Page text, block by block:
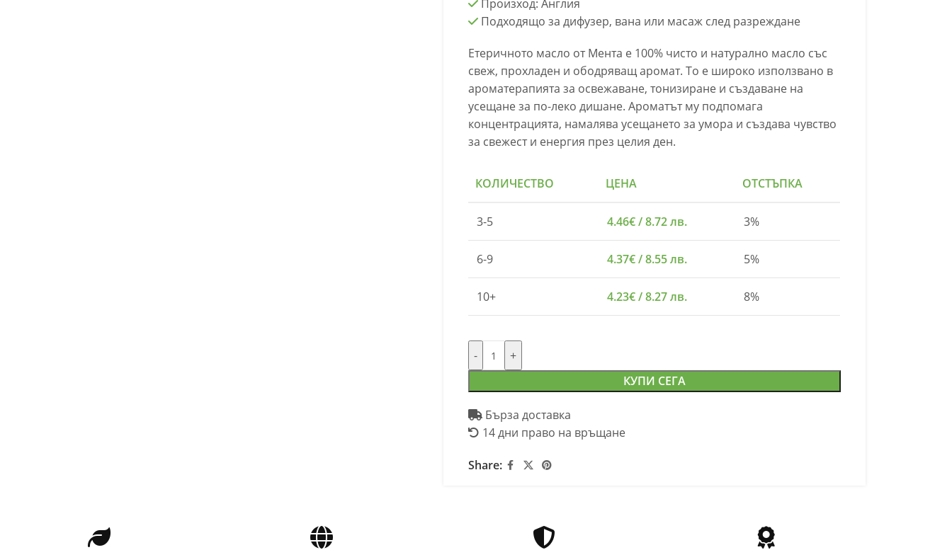
Произход: Англия
Подходящо за дифузер, вана или масаж след разреждане
Етеричното масло от Мента е 100% чисто и натурално масло със
свеж, прохладен и ободряващ аромат. То е широко използвано в
ароматерапията за освежаване, тонизиране и създаване на
усещане за по-леко дишане. Ароматът му подпомага
концентрацията, намалява усещането за умора и създава чувство
за свежест и енергия през целия ден.
КОЛИЧЕСТВО ЦЕНА ОТСТЪПКА
3-5 4.46€/ 8.72 лв. 3%
6-9 4.37€/ 8.55 лв. 5%
10+ 4.23€/ 8.27 лв. 8%
-
+
КУПИ СЕГА
Бърза доставка
14 дни право на връщане
Share: